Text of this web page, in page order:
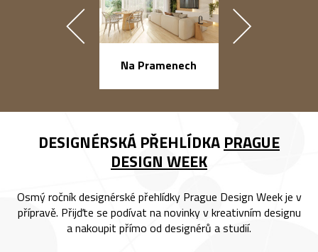
Na Pramenech
DESIGNÉRSKÁ PŘEHLÍDKA PRAGUE
DESIGN WEEK
Osmý ročník designérské přehlídky Prague Design Week je v
přípravě. Přijďte se podívat na novinky v kreativním designu
a nakoupit přímo od designérů a studií.